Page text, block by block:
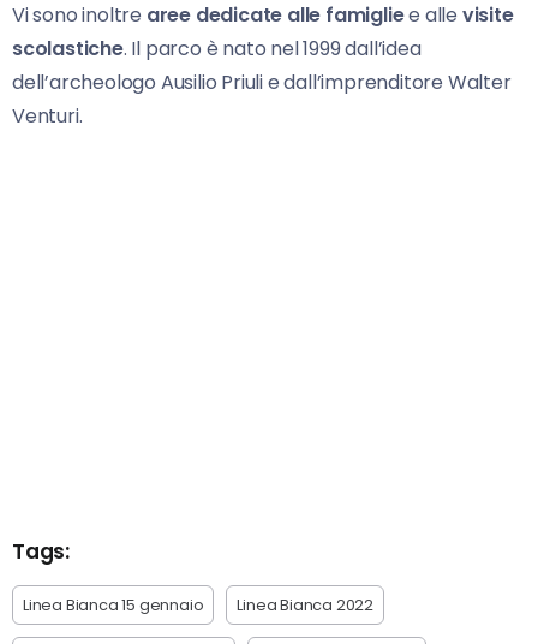
Vi sono inoltre aree dedicate alle famigliee alle visite
scolastiche. Il parco è nato nel 1999 dall’idea
dell’archeologo Ausilio Priuli e dall’imprenditore Walter
Venturi.
Tags:
Linea Bianca 15 gennaio Linea Bianca 2022